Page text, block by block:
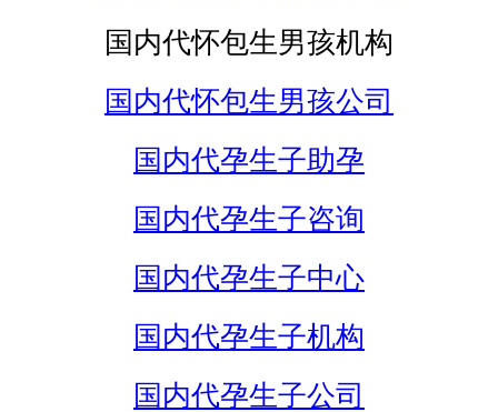
国内代怀包生男孩机构
国内代怀包生男孩公司
国内代孕生子助孕
国内代孕生子咨询
国内代孕生子中心
国内代孕生子机构
国内代孕生子公司